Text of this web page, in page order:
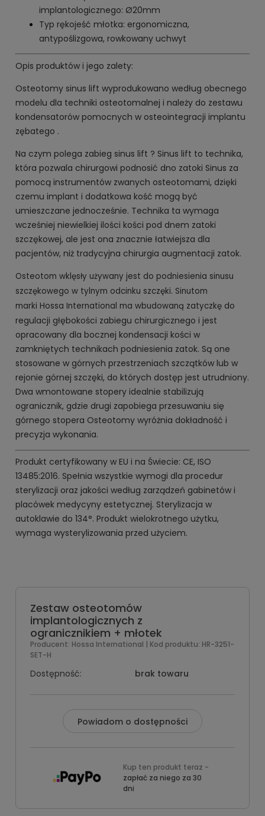
implantologicznego: Ø20mm
Typ rękojeść młotka: ergonomiczna,
antypoślizgowa, rowkowany uchwyt
Opis produktów i jego zalety:
Osteotomy sinus lift wyprodukowano według obecnego
modelu dla techniki osteotomalnej i należy do zestawu
kondensatorów pomocnych w osteointegracji implantu
zębatego .
Na czym polega zabieg sinus lift ? Sinus lift to technika,
która pozwala chirurgowi podnosić dno zatoki Sinus za
pomocą instrumentów zwanych osteotomami, dzięki
czemu implant i dodatkowa kość mogą być
umieszczane jednocześnie. Technika ta wymaga
wcześniej niewielkiej ilości kości pod dnem zatoki
szczękowej, ale jest ona znacznie łatwiejsza dla
pacjentów, niż tradycyjna chirurgia augmentacji zatok.
Osteotom wklęsły używany jest do podniesienia sinusu
szczękowego w tylnym odcinku szczęki. Sinutom
marki Hossa International ma wbudowaną zatyczkę do
regulacji głębokości zabiegu chirurgicznego i jest
opracowany dla bocznej kondensacji kości w
zamkniętych technikach podniesienia zatok. Są one
stosowane w górnych przestrzeniach szczątków lub w
rejonie górnej szczęki, do których dostęp jest utrudniony.
Dwa wmontowane stopery idealnie stabilizują
ogranicznik, gdzie drugi zapobiega przesuwaniu się
górnego stopera Osteotomy wyróżnia dokładność i
precyzja wykonania.
Produkt certyfikowany w EU i na Świecie: CE, ISO
13485:2016. Spełnia wszystkie wymogi dla procedur
sterylizacji oraz jakości według zarządzeń gabinetów i
placówek medycyny estetycznej. Sterylizacja w
autoklawie do 134°. Produkt wielokrotnego użytku,
wymaga wysterylizowania przed użyciem.
Zestaw osteotomów
implantologicznych z
ogranicznikiem + młotek
Producent: Hossa International | Kod produktu: HR-3251-
SET-H
Dostępność: brak towaru
Powiadom o dostępności
Kup ten produkt teraz -
zapłać za niego za 30
dni